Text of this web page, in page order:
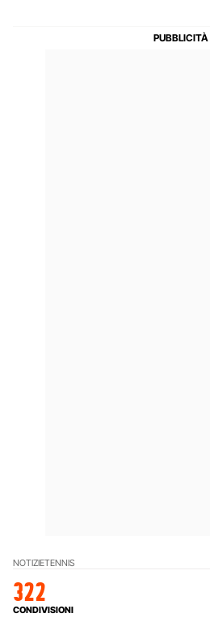
NOTIZIETENNIS
322
CONDIVISIONI